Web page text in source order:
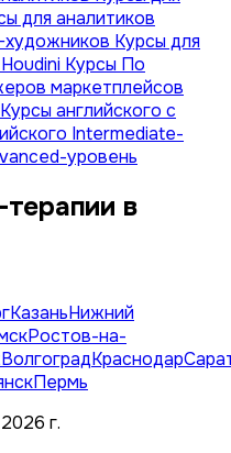
для аналитиков
художников Курсы для
Курсы По
маркетплейсов
Курсы английского с
Intermediate-
уровень
КазаньНижний
Ростов-на-
ВолгоградКраснодар
Пермь
г.